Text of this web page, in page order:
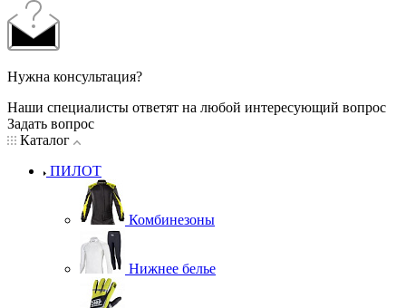
Нужна консультация?
Наши специалисты ответят на любой интересующий вопрос
Задать вопрос
Каталог
ПИЛОТ
Комбинезоны
Нижнее белье